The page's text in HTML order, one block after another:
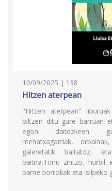
10/09/2025 | 138
Hitzen aterpean
"Hitzen aterpean"
biltzen ditu gure barruan
egon daitezkeen
mehatxagarriak,
galeretatik baitatoz,
baitira.Tonu zintzo, hurbil
barne borrokak eta isilpeko